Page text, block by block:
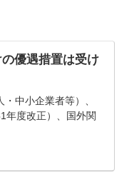
優遇措置は受け
中小企業者等）、
年度改正）、国外関